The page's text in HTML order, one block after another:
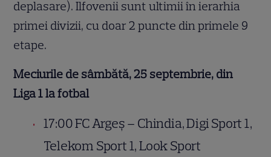
deplasare). Ilfovenii sunt ultimii în ierarhia
primei divizii, cu doar 2 puncte din primele 9
etape.
Meciurile de sâmbătă, 25 septembrie, din
Liga 1 la fotbal
17:00 FC Argeş – Chindia, Digi Sport 1,
Telekom Sport 1, Look Sport